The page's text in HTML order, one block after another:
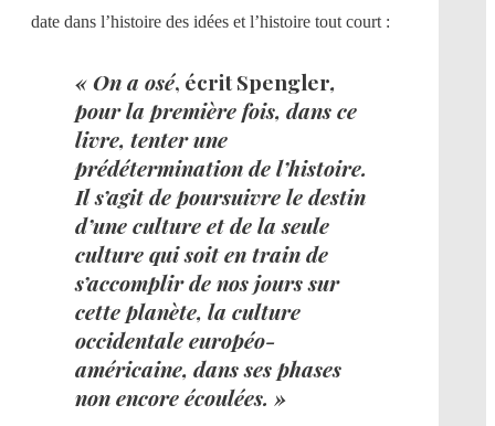
date dans l’histoire des idées et l’histoire tout court :
« On a osé, écrit Spengler,
pour la première fois, dans ce
livre, tenter une
prédétermination de l’histoire.
Il s’agit de poursuivre le destin
d’une culture et de la seule
culture qui soit en train de
s’accomplir de nos jours sur
cette planète, la culture
occidentale européo-
américaine, dans ses phases
non encore écoulées. »